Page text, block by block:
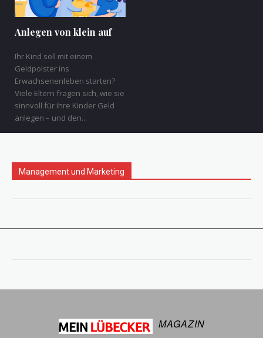
Anlegen von klein auf
Ihr Kind soll mit einem
Geldpolster ins
Erwachsenenleben starten?
Viele Eltern fragen sich, wie sie
sinnvoll für ihre Kinder Geld
anlegen – und den...
Management und Marketing
MAGAZIN